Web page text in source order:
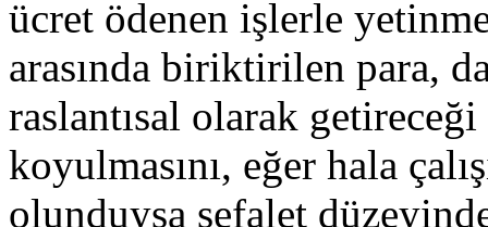
ücret ödenen işlerle
arasında biriktirilen para,
raslantısal olarak
koyulmasını, eğer hala
olunduysa sefalet